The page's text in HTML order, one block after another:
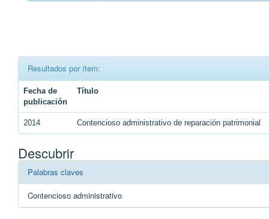
Resultados por ítem:
Fecha de
publicación
Título
2014 Contencioso administrativo de reparación patrimonial
Descubrir
Palabras claves
Contencioso administrativo